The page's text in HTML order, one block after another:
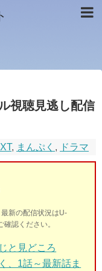
視聴見逃し配信
, まんぷく , ドラマ
新の配信状況はU-
認ください。
と見どころ
、1話～最新話ま